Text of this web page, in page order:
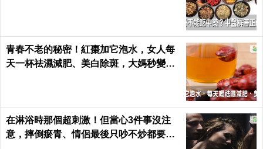
青春不老的秘密！紅棗加它泡水，女人每
天一杯祛濕減肥、美白除斑，大媽秒變少
在淋浴時那個超刺激！但當心3件事沒注
意，摔倒瘀青、情侶最後只吵不炒都要怪